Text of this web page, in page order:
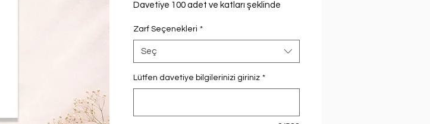
Davetiye 100 adet ve katları şeklinde
adet fiyatıdır. Davetiye fiyatı seçilen
zarfla göre değişmektedir.
Zarf Seçenekleri *
Seç
Lütfen davetiye bilgilerinizi giriniz *